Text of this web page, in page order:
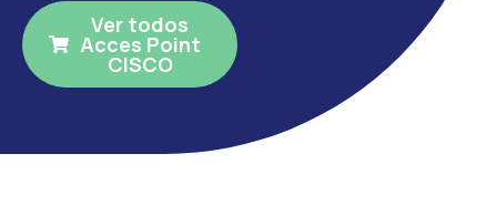
Ver todos
Acces Point
CISCO